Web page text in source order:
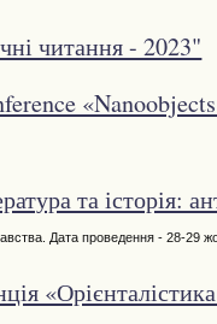
читання - 2023"
та історія:
Дата проведення - 28-29
«Орієнталістика